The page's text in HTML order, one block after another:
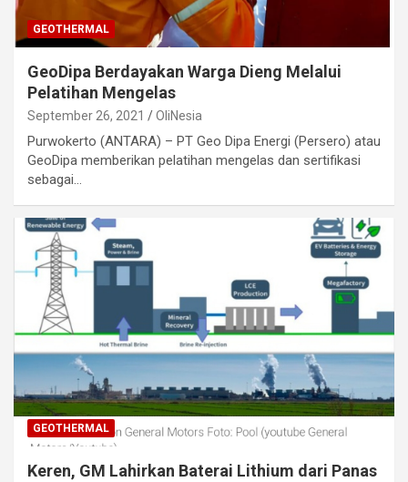
GEOTHERMAL
GeoDipa Berdayakan Warga Dieng Melalui
Pelatihan Mengelas
September 26, 2021 OliNesia
Purwokerto (ANTARA) – PT Geo Dipa Energi (Persero) atau
GeoDipa memberikan pelatihan mengelas dan sertifikasi
sebagai…
GEOTHERMAL
Keren, GM Lahirkan Baterai Lithium dari Panas